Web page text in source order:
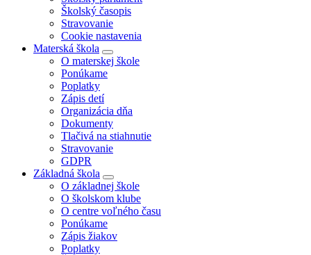
Školský časopis
Stravovanie
Cookie nastavenia
Materská škola
O materskej škole
Ponúkame
Poplatky
Zápis detí
Organizácia dňa
Dokumenty
Tlačivá na stiahnutie
Stravovanie
GDPR
Základná škola
O základnej škole
O školskom klube
O centre voľného času
Ponúkame
Zápis žiakov
Poplatky